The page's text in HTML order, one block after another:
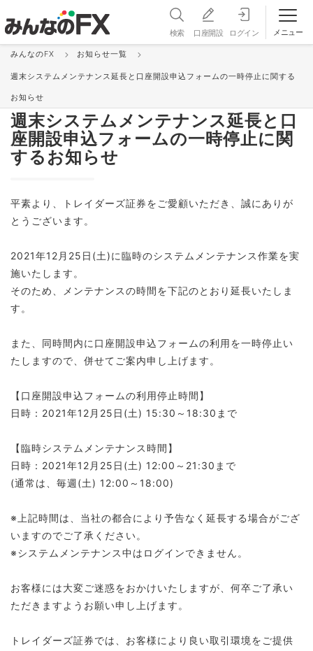
検索 口座開設 ログイン メニュー
お知らせ＆更新情報 一覧
みんなのFX お知らせ一覧
週末システムメンテナンス延長と口座開設申込フォームの一時停止に関する
お知らせ
メンテナンス
週末システムメンテナンス延長と口
座開設申込フォームの一時停止に関
するお知らせ
平素より、トレイダーズ証券をご愛顧いただき、誠にありが
とうございます。
2021年12月25日(土)に臨時のシステムメンテナンス作業を実
施いたします。
そのため、メンテナンスの時間を下記のとおり延長いたしま
す。
また、同時間内に口座開設申込フォームの利用を一時停止い
たしますので、併せてご案内申し上げます。
【口座開設申込フォームの利用停止時間】
日時：2021年12月25日(土) 15:30～18:30まで
【臨時システムメンテナンス時間】
日時：2021年12月25日(土) 12:00～21:30まで
(通常は、毎週(土) 12:00～18:00)
※上記時間は、当社の都合により予告なく延長する場合がござ
いますのでご了承ください。
※システムメンテナンス中はログインできません。
お客様には大変ご迷惑をおかけいたしますが、何卒ご了承い
ただきますようお願い申し上げます。
トレイダーズ証券では、お客様により良い取引環境をご提供